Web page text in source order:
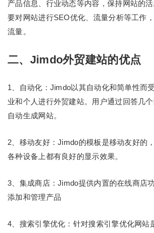
产品信息、行业动态等内容，保持网站的
要对网站进行SEO优化、流量分析等工作
流量。
二、Jimdo外贸建站的优点
1、自动化：Jimdo以其自动化和简单性而
业和个人进行外贸建站。用户通过回答几
自动生成网站。
2、移动友好：Jimdo的模板是移动友好的
各种设备上都有良好的显示效果。
3、集成商店：Jimdo提供内置的在线商店
添加和管理产品
4、搜索引擎优化：针对搜索引擎优化网站